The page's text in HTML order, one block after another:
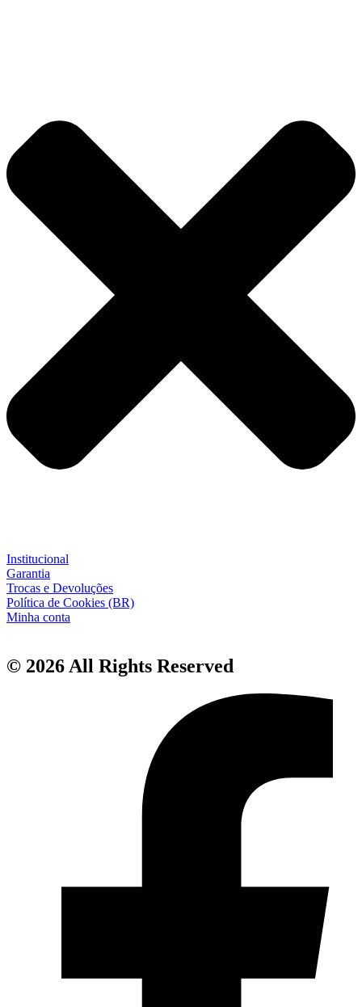
Institucional
Garantia
Trocas e Devoluções
Política de Cookies (BR)
Minha conta
© 2026 All Rights Reserved